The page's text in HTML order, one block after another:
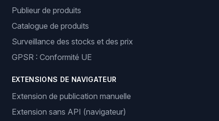
Publieur de produits
Catalogue de produits
Surveillance des stocks et des prix
GPSR : Conformité UE
EXTENSIONS DE NAVIGATEUR
Extension de publication manuelle
Extension sans API (navigateur)